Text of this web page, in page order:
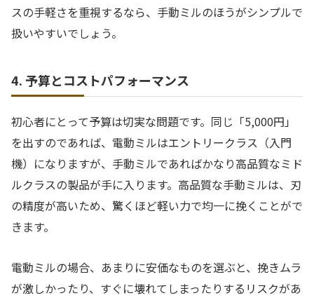
スの手軽さを重視するなら、手動ミルのほうがシンプルで
扱いやすいでしょう。
4. 予算とコストパフォーマンス
初心者にとって予算は切実な問題です。同じ「5,000円」
を出すのであれば、電動ミルはエントリークラス（入門
機）になりますが、手動ミルであればかなり高品質なミド
ルクラスの製品が手に入ります。高品質な手動ミルは、刃
の精度が高いため、驚くほど軽い力で均一に挽くことがで
きます。
電動ミルの場合、あまりに安価なものを選ぶと、挽きムラ
が激しかったり、すぐに壊れてしまったりするリスクがあ